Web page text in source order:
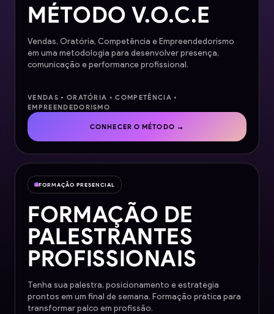
MÉTODO V.O.C.E
Vendas, Oratória, Competência e Empreendedorismo
em uma metodologia para desenvolver presença,
comunicação e performance profissional.
VENDAS • ORATÓRIA • COMPETÊNCIA •
EMPREENDEDORISMO
CONHECER O MÉTODO →
FORMAÇÃO PRESENCIAL
FORMAÇÃO DE
PALESTRANTES
PROFISSIONAIS
Tenha sua palestra, posicionamento e estratégia
prontos em um final de semana. Formação prática para
transformar palco em profissão.